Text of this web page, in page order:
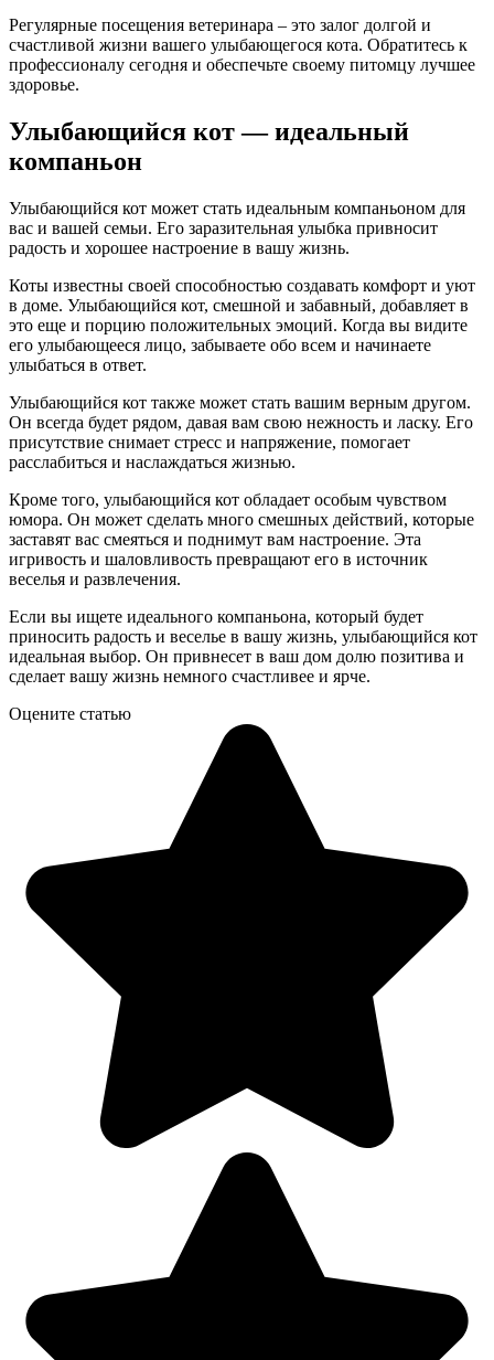
Регулярные посещения ветеринара – это залог долгой и
счастливой жизни вашего улыбающегося кота. Обратитесь к
профессионалу сегодня и обеспечьте своему питомцу лучшее
здоровье.
Улыбающийся кот — идеальный
компаньон
Улыбающийся кот может стать идеальным компаньоном для
вас и вашей семьи. Его заразительная улыбка привносит
радость и хорошее настроение в вашу жизнь.
Коты известны своей способностью создавать комфорт и уют
в доме. Улыбающийся кот, смешной и забавный, добавляет в
это еще и порцию положительных эмоций. Когда вы видите
его улыбающееся лицо, забываете обо всем и начинаете
улыбаться в ответ.
Улыбающийся кот также может стать вашим верным другом.
Он всегда будет рядом, давая вам свою нежность и ласку. Его
присутствие снимает стресс и напряжение, помогает
расслабиться и наслаждаться жизнью.
Кроме того, улыбающийся кот обладает особым чувством
юмора. Он может сделать много смешных действий, которые
заставят вас смеяться и поднимут вам настроение. Эта
игривость и шаловливость превращают его в источник
веселья и развлечения.
Если вы ищете идеального компаньона, который будет
приносить радость и веселье в вашу жизнь, улыбающийся кот
идеальная выбор. Он привнесет в ваш дом долю позитива и
сделает вашу жизнь немного счастливее и ярче.
Оцените статью